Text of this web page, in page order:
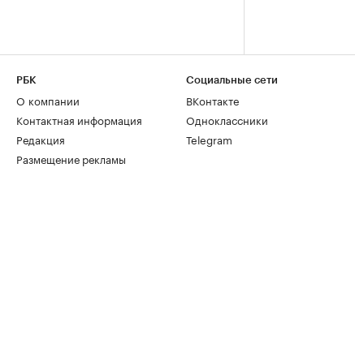
РБК
О компании
Контактная информация
Редакция
Размещение рекламы
Социальные сети
ВКонтакте
Одноклассники
Telegram